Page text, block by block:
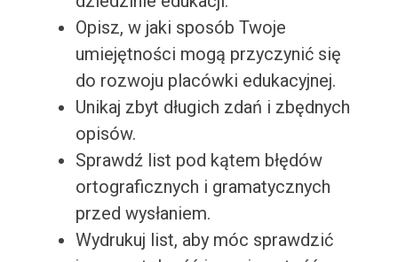
Opisz, w jaki sposób Twoje
umiejętności mogą przyczynić się
do rozwoju placówki edukacyjnej.
Unikaj zbyt długich zdań i zbędnych
opisów.
Sprawdź list pod kątem błędów
ortograficznych i gramatycznych
przed wysłaniem.
Wydrukuj list, aby móc sprawdzić